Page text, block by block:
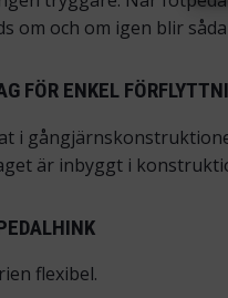
om och om igen blir
FÖR ENKEL
i
är inbyggt i
flexibel.